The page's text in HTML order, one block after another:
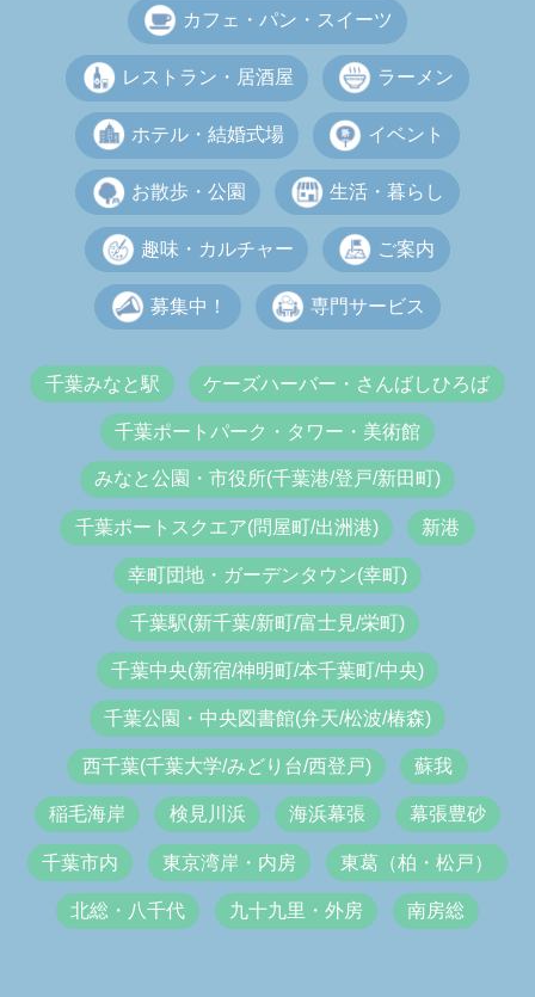
カフェ・パン・スイーツ
レストラン・居酒屋 ラーメン
ホテル・結婚式場 イベント
お散歩・公園 生活・暮らし
趣味・カルチャー ご案内
募集中！ 専門サービス
千葉みなと駅 ケーズハーバー・さんばしひろば
千葉ポートパーク・タワー・美術館
みなと公園・市役所(千葉港/登戸/新田町)
千葉ポートスクエア(問屋町/出洲港) 新港
幸町団地・ガーデンタウン(幸町)
千葉駅(新千葉/新町/富士見/栄町)
千葉中央(新宿/神明町/本千葉町/中央)
千葉公園・中央図書館(弁天/松波/椿森)
西千葉(千葉大学/みどり台/西登戸) 蘇我
稲毛海岸 検見川浜 海浜幕張 幕張豊砂
千葉市内 東京湾岸・内房 東葛（柏・松戸）
北総・八千代 九十九里・外房 南房総